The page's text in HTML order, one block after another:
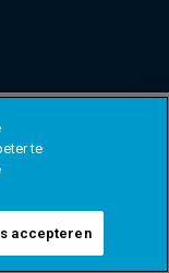
te
accepteren